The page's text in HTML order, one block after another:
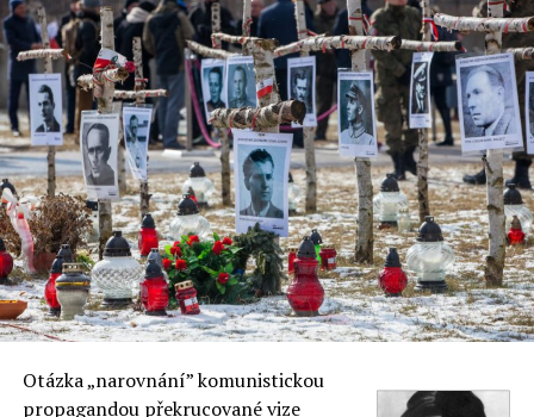
Otázka „narovnání” komunistickou
propagandou překrucované vize